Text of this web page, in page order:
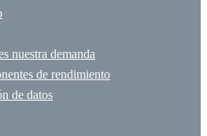
nuestra demanda
de rendimiento
de datos